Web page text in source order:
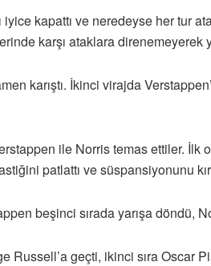
kapattı ve neredeyse her tur
karşı ataklara direnemeyerek
karıştı. İkinci virajda
ile Norris temas ettiler. İlk
patlattı ve süspansiyonunu
beşinci sırada yarışa döndü,
Russell’a geçti, ikinci sıra Oscar